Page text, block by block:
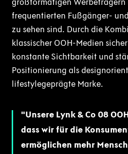
frequentierten Fußgänger-
zu sehen sind. Durch die
klassischer OOH-Medien
konstante Sichtbarkeit und
Positionierung als
lifestylegeprägte Marke.
Unsere Lynk & Co 08
dass wir für die
ermöglichen mehr